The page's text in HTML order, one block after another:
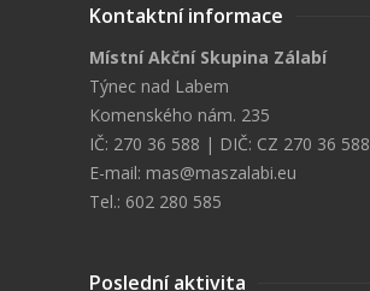
Kontaktní informace
Místní Akční Skupina Zálabí
Týnec nad Labem
Komenského nám. 235
IČ: 270 36 588 | DIČ: CZ 270 36 588
E-mail: mas@maszalabi.eu
Tel.: 602 280 585
Poslední aktivita